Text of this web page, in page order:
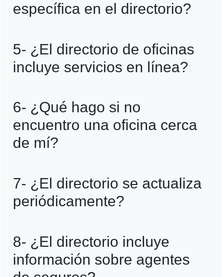
específica en el directorio?
código postal o el servicio que necesitas.
5- ¿El directorio de oficinas
incluye servicios en línea?
gestionarse en línea y cuáles requieren
atención presencial.
6- ¿Qué hago si no
encuentro una oficina cerca
de mí?
atención al cliente para obtener orientación
sobre la oficina más cercana o alternativas
7- ¿El directorio se actualiza
periódicamente?
mantener la información precisa y
confiable.
8- ¿El directorio incluye
información sobre agentes